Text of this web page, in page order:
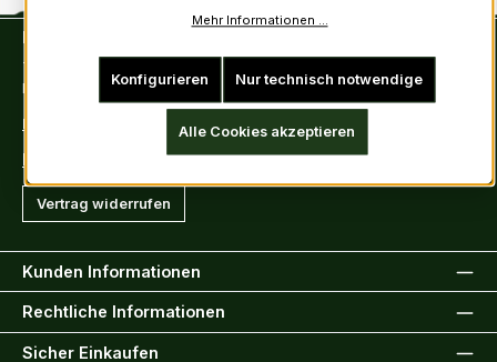
Tel: +49 (0)6222-388030
Fax: +49 (0)6222-388031
E-Mail: info@kiltsandmore.com
Vertrag widerrufen
Kunden Informationen
Rechtliche Informationen
Sicher Einkaufen
Mehr Informationen ...
Nur technisch notwendige
Konfigurieren
Alle Cookies akzeptieren